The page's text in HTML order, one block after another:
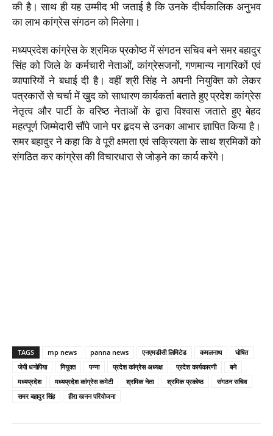
की है। साथ ही यह उम्मीद भी जताई है कि उनके दीर्घकालिक अनुभव
का लाभ कांग्रेस संगठन को मिलेगा।
मध्यप्रदेश कांग्रेस के श्रमिक प्रकोष्ठ में संगठन सचिव बने समर बहादुर
सिंह को जिले के कर्मचारी नेताओं, कांग्रेसजनों, गणमान्य नागरिकों एवं
व्यापारियों ने बधाई दी है। वहीं श्री सिंह ने अपनी नियुक्ति को लेकर
पत्रकारों से चर्चा में खुद को साधारण कार्यकर्ता बताते हुए प्रदेश कांग्रेस
नेतृत्व और पार्टी के वरिष्ठ नेताओं के द्वारा विश्वास जताते हुए बेहद
महत्पूर्ण जिम्मेदारी सौंपे जाने पर हृदय से उनका आभार ज्ञापित किया है।
समर बहादुर ने कहा कि वे पूरी क्षमता एवं सक्रियता के साथ श्रमिकों को
संगठित कर कांग्रेस की विचारधारा से जोड़ने का कार्य करेंगे।
TAGS mp news panna news एनएमडीसी लिमिटेड कमलनाथ
घोषित
जेपी धनोपिया
नियुक्त पन्ना प्रदेश कांग्रेस अध्यक्ष प्रदेश कार्यकारणी
बने
मध्यप्रदेश
मध्यप्रदेश कांग्रेस कमेटी श्रमिक नेता श्रमिक प्रकोष्ठ
संगठन सचिव
समर बहादुर सिंह
हीरा खनन परियोजना